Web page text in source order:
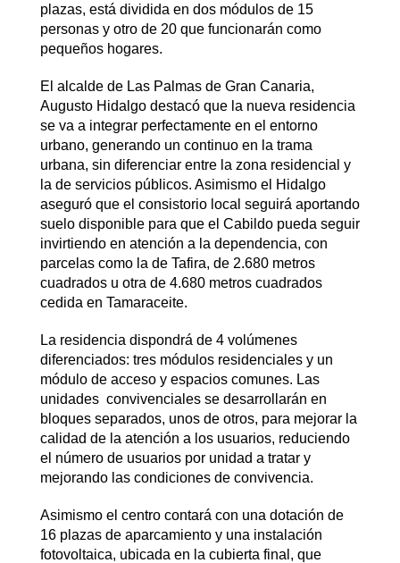
plazas, está dividida en dos módulos de 15
personas y otro de 20 que funcionarán como
pequeños hogares.
El alcalde de Las Palmas de Gran Canaria,
Augusto Hidalgo destacó que la nueva residencia
se va a integrar perfectamente en el entorno
urbano, generando un continuo en la trama
urbana, sin diferenciar entre la zona residencial y
la de servicios públicos. Asimismo el Hidalgo
aseguró que el consistorio local seguirá aportando
suelo disponible para que el Cabildo pueda seguir
invirtiendo en atención a la dependencia, con
parcelas como la de Tafira, de 2.680 metros
cuadrados u otra de 4.680 metros cuadrados
cedida en Tamaraceite.
La residencia dispondrá de 4 volúmenes
diferenciados: tres módulos residenciales y un
módulo de acceso y espacios comunes. Las
unidades convivenciales se desarrollarán en
bloques separados, unos de otros, para mejorar la
calidad de la atención a los usuarios, reduciendo
el número de usuarios por unidad a tratar y
mejorando las condiciones de convivencia.
Asimismo el centro contará con una dotación de
16 plazas de aparcamiento y una instalación
fotovoltaica, ubicada en la cubierta final, que